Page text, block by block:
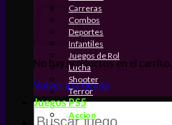
No hay productos en el carrito.
Volver a la tienda
Búsqueda
de
Carreras
Combos
Deportes
Infantiles
Juegos de Rol
Lucha
Shooter
Terror
Juegos PS5
Accion